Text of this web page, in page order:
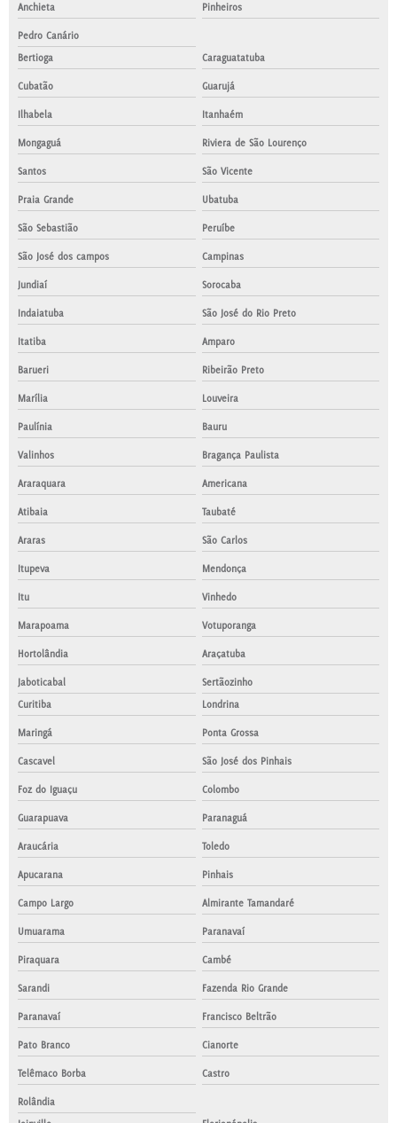
Anchieta Pinheiros
Pedro Canário
Bertioga
Caraguatatuba
Cubatão Guarujá
Ilhabela Itanhaém
Mongaguá Riviera de São Lourenço
Santos São Vicente
Praia Grande Ubatuba
São Sebastião Peruíbe
São José dos campos Campinas
Jundiaí Sorocaba
Indaiatuba São José do Rio Preto
Itatiba Amparo
Barueri Ribeirão Preto
Marília Louveira
Paulínia Bauru
Valinhos Bragança Paulista
Araraquara Americana
Atibaia Taubaté
Araras São Carlos
Itupeva Mendonça
Itu Vinhedo
Marapoama Votuporanga
Hortolândia Araçatuba
Jaboticabal
Sertãozinho
Curitiba
Londrina
Maringá Ponta Grossa
Cascavel São José dos Pinhais
Foz do Iguaçu Colombo
Guarapuava Paranaguá
Araucária Toledo
Apucarana Pinhais
Campo Largo Almirante Tamandaré
Umuarama Paranavaí
Piraquara Cambé
Sarandi Fazenda Rio Grande
Paranavaí Francisco Beltrão
Pato Branco Cianorte
Telêmaco Borba Castro
Rolândia